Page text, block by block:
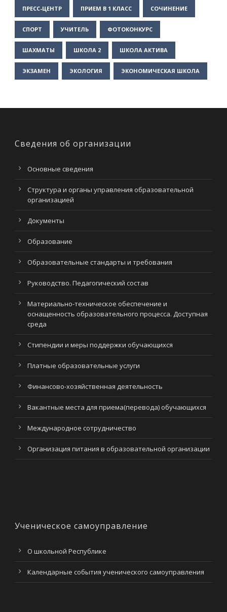
ПРЕСС-ЦЕНТР ПРИЕМ В 1 КЛАСС СОЧИНЕНИЕ
СПОРТ УЧИТЕЛЬ ФОТОКОНКУРС
ШАХМАТЫ ШКОЛА 2 ШКОЛА АКТИВА
ЭКЗАМЕН ЭКОЛОГИЯ ЭКОНОМИЧЕСКАЯ ШКОЛА
Сведения об организации
Основные сведения
Структура и органы управления образовательной
организацией
Документы
Образование
Образовательные стандарты и требования
Руководство. Педагогический состав
Материально-техническое обеспечение и
оснащенность образовательного процесса. Доступная
среда
Стипендии и меры поддержки обучающихся
Платные образовательные услуги
Финансово-хозяйственная деятельность
Вакантные места для приема(перевода) обучающихся
Международное сотрудничество
Организация питания в образовательной организации
Ученическое самоуправление
О школьной Республике
Календарные события ученического самоуправления